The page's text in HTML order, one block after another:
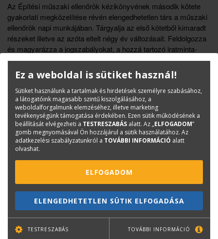
Az Építési műszaki ellenőrök kézikönyvének második kötete
gyakorlati megközelítése révén elengedhetetlen társ a műszaki
ellenőrök napi munkájában. Tárgyalja az első kötetből kimaradt
részeket illetve az azóta eltelt négy év változásait. Feldolgozza
és magyarázza a jogszabályokat, a hozzá tartozó iratminta-
gyűjtemény pedig a napi munkát segíti. Ismerteti azokat a
műszaki követelményeket, amelyek az ellenőrzési munkához
szükségesek az alapozási, a szerkezetépítési, a szakipari
munkák valamint az épületgépészet és épületvillamosság
területén.
Könyvinfó
Kategóriák
Saját kiadású könyvek
963 9535 16 8
Oldalak száma:
1450 oldal
Kiadó:
TERC Kft.
Kiadás éve:
Ez a weboldal is sütiket használ!
Sütiket használunk a tartalmak és hirdetések személyre szabásához,
a látogatóink magasabb szintű kiszolgálásához, a
weboldalforgalmunk elemzéséhez, illetve marketing
tevékenységünk támogatása érdekében. Ezen sütik működésének a
beállítását elvégezheti a TESTRESZABÁS alatt. Az „ELFOGADOM”
gomb megnyomásával Ön hozzájárul a sütik használatához. Az
adatkezelési szabályzatunkról a TOVÁBBI INFORMÁCIÓ alatt
olvashat.
ELFOGADOM
ELENGEDHETETLEN SÜTIK ELFOGADÁSA
TESTRESZABÁS TOVÁBBI INFORMÁCIÓ